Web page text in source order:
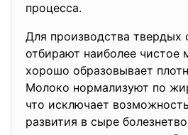
процесса.
Для производства
отбирают наиболее чистое
хорошо образовывает
Молоко нормализуют по
что исключает
развития в сыре